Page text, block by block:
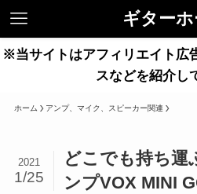
ギター
※当サイトはアフィリエイト広
スなどを紹介し
ホーム アンプ、マイク、スピーカー関連
どこでも持ち運
ンプVOX MINI
2021
1/25